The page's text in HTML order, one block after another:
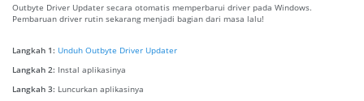
Outbyte Driver Updater secara otomatis memperbarui driver pada Windows.
Pembaruan driver rutin sekarang menjadi bagian dari masa lalu!
Langkah 1: Unduh Outbyte Driver Updater
Langkah 2: Instal aplikasinya
Langkah 3: Luncurkan aplikasinya